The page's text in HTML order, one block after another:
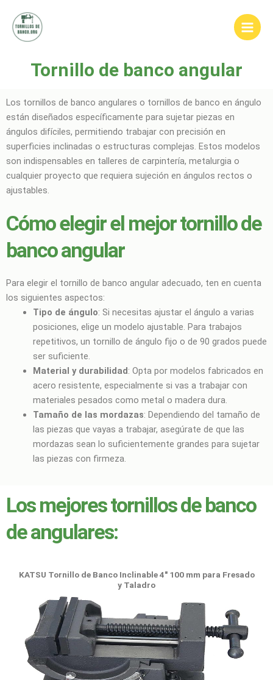
contenido
Main
Menu
Tornillo de banco angular
Los tornillos de banco angulares o tornillos de banco en ángulo
están diseñados específicamente para sujetar piezas en
ángulos difíciles, permitiendo trabajar con precisión en
superficies inclinadas o estructuras complejas. Estos modelos
son indispensables en talleres de carpintería, metalurgia o
cualquier proyecto que requiera sujeción en ángulos rectos o
ajustables.
Cómo elegir el mejor tornillo de
banco angular
Para elegir el tornillo de banco angular adecuado, ten en cuenta
los siguientes aspectos:
Tipo de ángulo: Si necesitas ajustar el ángulo a varias
posiciones, elige un modelo ajustable. Para trabajos
repetitivos, un tornillo de ángulo fijo o de 90 grados puede
ser suficiente.
Material y durabilidad: Opta por modelos fabricados en
acero resistente, especialmente si vas a trabajar con
materiales pesados como metal o madera dura.
Tamaño de las mordazas: Dependiendo del tamaño de
las piezas que vayas a trabajar, asegúrate de que las
mordazas sean lo suficientemente grandes para sujetar
las piezas con firmeza.
Los mejores tornillos de banco
de angulares:
KATSU Tornillo de Banco Inclinable 4" 100 mm para Fresado
y Taladro